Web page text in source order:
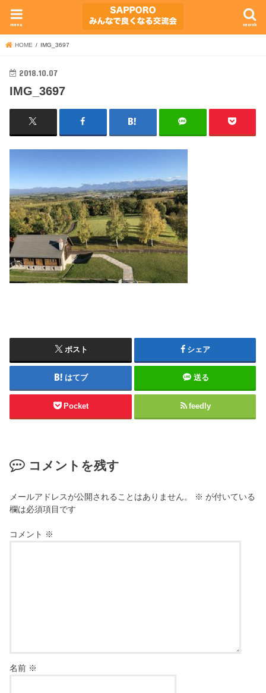
search
menu
HOME IMG_3697
2018.10.07
IMG_3697
ポスト シェア
はてブ 送る
Pocket feedly
コメントを残す
メールアドレスが公開されることはありません。 ※ が付いている
欄は必須項目です
コメント ※
名前 ※